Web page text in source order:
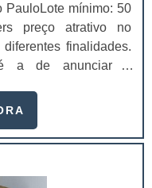
PauloLote mínimo: 50
preço atrativo no
finalidades.
a de anunciar a
trabalhar muito
impactantes e
gratuita pe.